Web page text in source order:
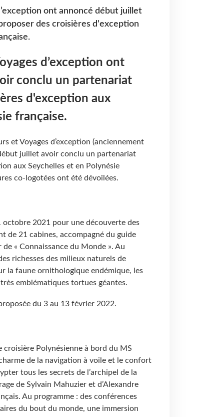
ont annoncé début juillet
des croisières d'exception
d’exception ont
conclu un partenariat
d'exception aux
française.
et Voyages d’exception (anciennement
juillet avoir conclu un partenariat
aux Seychelles et en Polynésie
co-logotées ont été dévoilées.
octobre 2021 pour une découverte des
de 21 cabines, accompagné du guide
« Connaissance du Monde ». Au
richesses des milieux naturels de
la faune ornithologique endémique, les
emblématiques tortues géantes.
du 3 au 13 février 2022.
Polynésienne à bord du MS
de la navigation à voile et le confort
tous les secrets de l’archipel de la
de Sylvain Mahuzier et d’Alexandre
Au programme : des conférences
du bout du monde, une immersion